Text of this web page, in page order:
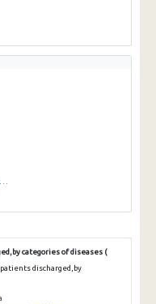
categories of diseases (
discharged,by